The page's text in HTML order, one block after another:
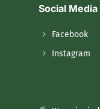
Social Media
Facebook
Instagram